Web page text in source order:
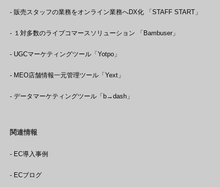
- 販売スタッフの業務をオンライン業務へDX化 「STAFF START」
- １対多数のライブコマースソリューション 「Bambuser」
- UGCマーケティングツール「Yotpo」
- MEO店舗情報一元管理ツール「Yext」
- データマーケティングツール「b→dash」
関連情報
- EC導入事例
- ECブログ